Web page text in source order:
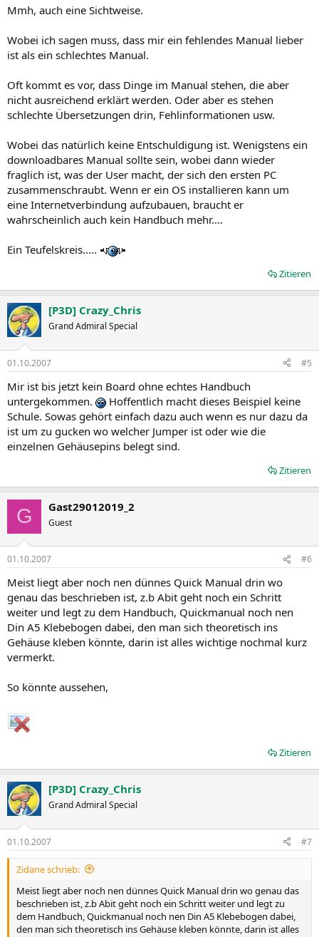
Mmh, auch eine Sichtweise.
Wobei ich sagen muss, dass mir ein fehlendes Manual lieber
ist als ein schlechtes Manual.
Oft kommt es vor, dass Dinge im Manual stehen, die aber
nicht ausreichend erklärt werden. Oder aber es stehen
schlechte Übersetzungen drin, Fehlinformationen usw.
Wobei das natürlich keine Entschuldigung ist. Wenigstens ein
downloadbares Manual sollte sein, wobei dann wieder
fraglich ist, was der User macht, der sich den ersten PC
zusammenschraubt. Wenn er ein OS installieren kann um
eine Internetverbindung aufzubauen, braucht er
wahrscheinlich auch kein Handbuch mehr....
Ein Teufelskreis.....
Zitieren
[P3D] Crazy_Chris
Grand Admiral Special
01.10.2007 #5
Mir ist bis jetzt kein Board ohne echtes Handbuch
untergekommen.
Hoffentlich macht dieses Beispiel keine
Schule. Sowas gehört einfach dazu auch wenn es nur dazu da
ist um zu gucken wo welcher Jumper ist oder wie die
einzelnen Gehäusepins belegt sind.
Zitieren
G Gast29012019_2
Guest
01.10.2007 #6
Meist liegt aber noch nen dünnes Quick Manual drin wo
genau das beschrieben ist, z.b Abit geht noch ein Schritt
weiter und legt zu dem Handbuch, Quickmanual noch nen
Din A5 Klebebogen dabei, den man sich theoretisch ins
Gehäuse kleben könnte, darin ist alles wichtige nochmal kurz
vermerkt.
So könnte aussehen,
Zitieren
[P3D] Crazy_Chris
Grand Admiral Special
01.10.2007 #7
Zidane schrieb:
Meist liegt aber noch nen dünnes Quick Manual drin wo genau das
beschrieben ist, z.b Abit geht noch ein Schritt weiter und legt zu
dem Handbuch, Quickmanual noch nen Din A5 Klebebogen dabei,
den man sich theoretisch ins Gehäuse kleben könnte, darin ist alles